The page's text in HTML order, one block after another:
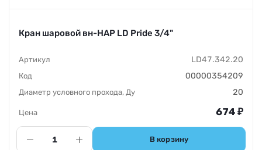
Кран шаровой вн-НАР LD Pride 3/4"
LD47.342.20
00000354209
20
674 ₽
В корзину